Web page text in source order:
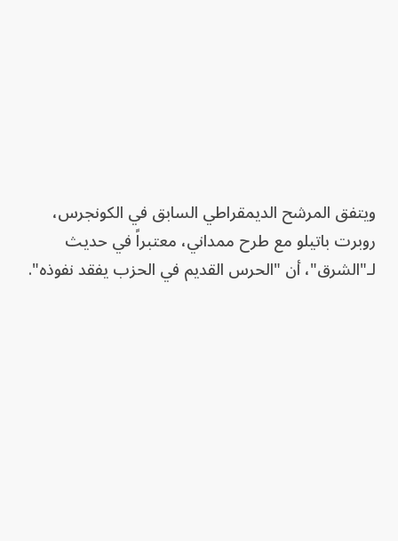
ويتفق المرشح الديمقراطي السابق في الكونجرس،
روبرت باتيلو مع طرح ممداني، معتبراً في حديث
لـ"الشرق"، أن "الحرس القديم في الحزب يفقد نفوذه".